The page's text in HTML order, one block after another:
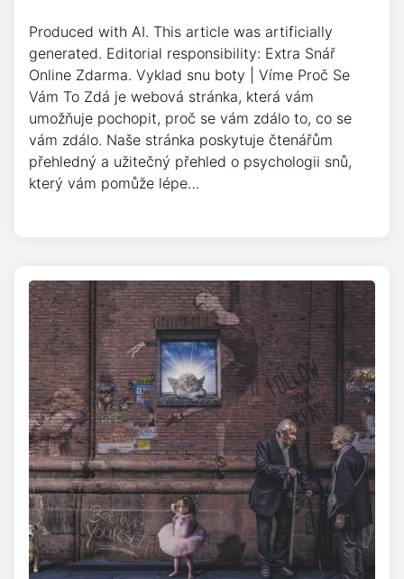
Produced with AI. This article was artificially
generated. Editorial responsibility: Extra Snář
Online Zdarma. Vyklad snu boty | Víme Proč Se
Vám To Zdá je webová stránka, která vám
umožňuje pochopit, proč se vám zdálo to, co se
vám zdálo. Naše stránka poskytuje čtenářům
přehledný a užitečný přehled o psychologii snů,
který vám pomůže lépe…